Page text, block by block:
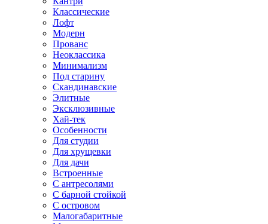
Классические
Лофт
Модерн
Прованс
Неоклассика
Минимализм
Под старину
Скандинавские
Элитные
Эксклюзивные
Хай-тек
Особенности
Для студии
Для хрущевки
Для дачи
Встроенные
С антресолями
С барной стойкой
С островом
Малогабаритные